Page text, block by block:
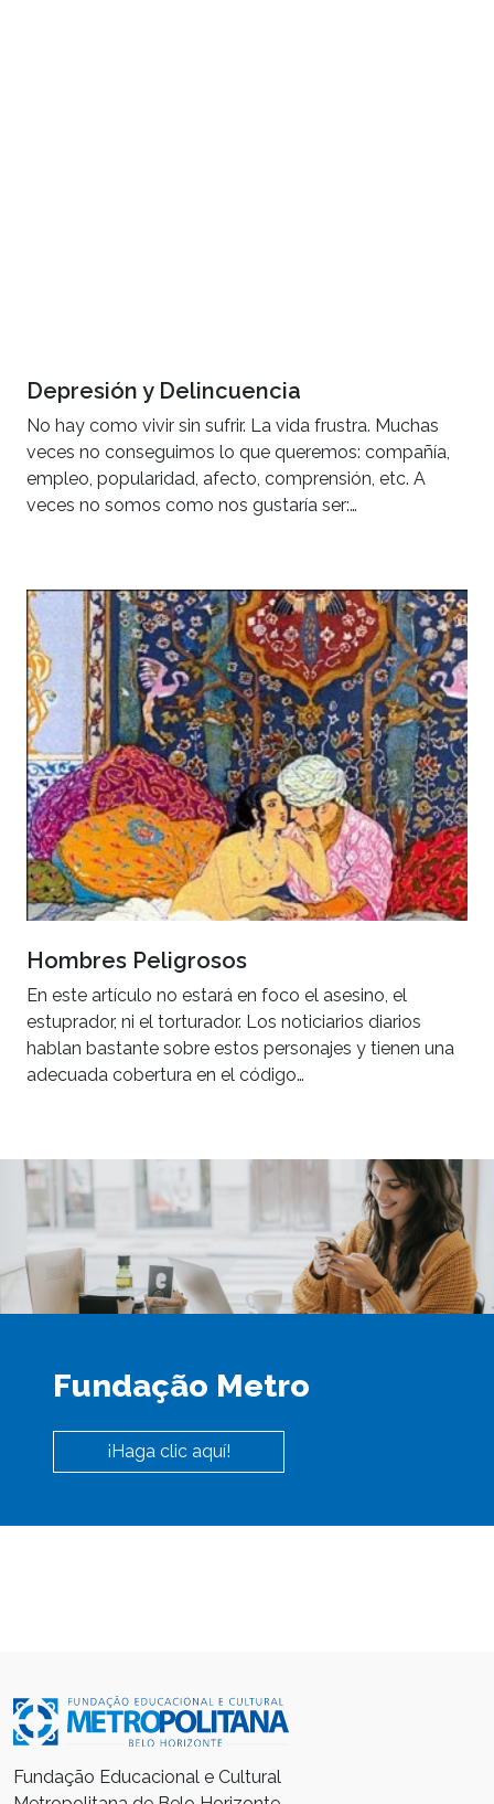
Depresión y Delincuencia
No hay como vivir sin sufrir. La vida frustra. Muchas
veces no conseguimos lo que queremos: compañía,
empleo, popularidad, afecto, comprensión, etc. A
veces no somos como nos gustaría ser:…
Hombres Peligrosos
En este artículo no estará en foco el asesino, el
estuprador, ni el torturador. Los noticiarios diarios
hablan bastante sobre estos personajes y tienen una
adecuada cobertura en el código…
Fundação Metro
¡Haga clic aquí!
Fundação Educacional e Cultural